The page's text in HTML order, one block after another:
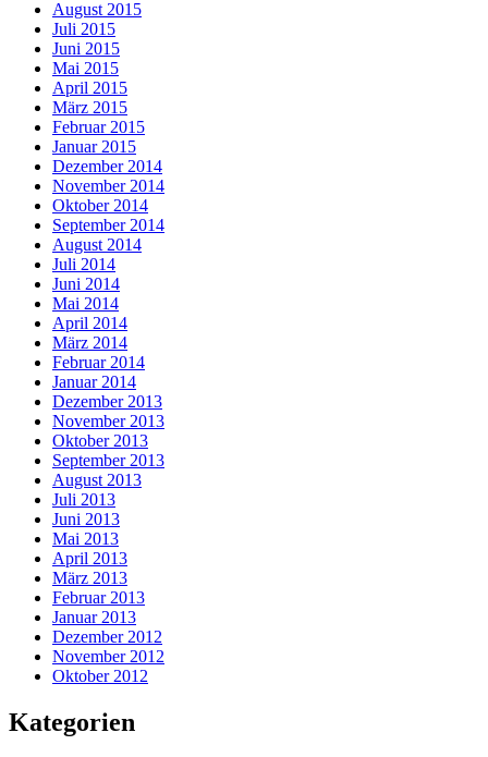
August 2015
Juli 2015
Juni 2015
Mai 2015
April 2015
März 2015
Februar 2015
Januar 2015
Dezember 2014
November 2014
Oktober 2014
September 2014
August 2014
Juli 2014
Juni 2014
Mai 2014
April 2014
März 2014
Februar 2014
Januar 2014
Dezember 2013
November 2013
Oktober 2013
September 2013
August 2013
Juli 2013
Juni 2013
Mai 2013
April 2013
März 2013
Februar 2013
Januar 2013
Dezember 2012
November 2012
Oktober 2012
Kategorien